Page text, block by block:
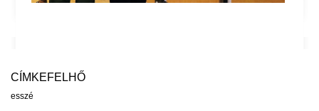
CÍMKEFELHŐ
esszé